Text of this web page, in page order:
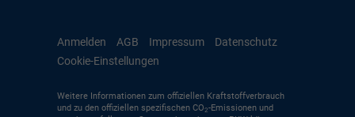
Anmelden AGB Impressum
Datenschutz
Cookie-Einstellungen
Weitere Informationen zum offiziellen Kraftstoffverbrauch
und zu den offiziellen spezifischen CO2-Emissionen und